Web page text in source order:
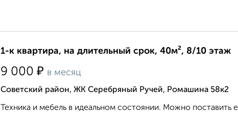
1-к квартира, на длительный срок, 40м², 8/10 этаж
9 000 ₽ в месяц
Советский район, ЖК Серебряный Ручей, Ромашина 58к2
Техника и мебель в идеальном состоянии. Можно поставить